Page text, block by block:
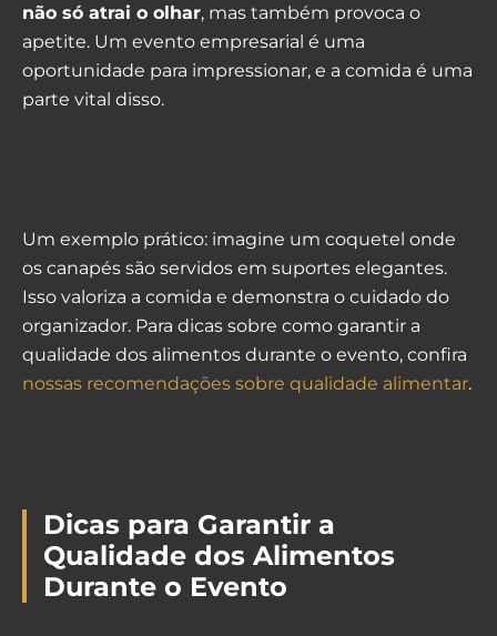
não só atrai o olhar, mas também provoca o
apetite. Um evento empresarial é uma
oportunidade para impressionar, e a comida é uma
parte vital disso.
Um exemplo prático: imagine um coquetel onde
os canapés são servidos em suportes elegantes.
Isso valoriza a comida e demonstra o cuidado do
organizador. Para dicas sobre como garantir a
qualidade dos alimentos durante o evento, confira
nossas recomendações sobre qualidade alimentar.
Dicas para Garantir a
Qualidade dos Alimentos
Durante o Evento